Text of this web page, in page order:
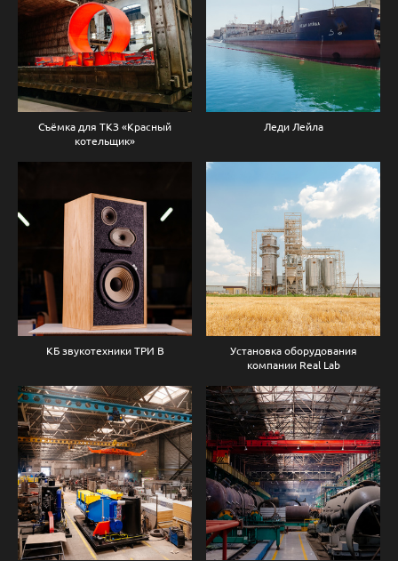
Съёмка для ТКЗ «Красный
котельщик»
Леди Лейла
КБ звукотехники ТРИ В
Установка оборудования
компании Real Lab